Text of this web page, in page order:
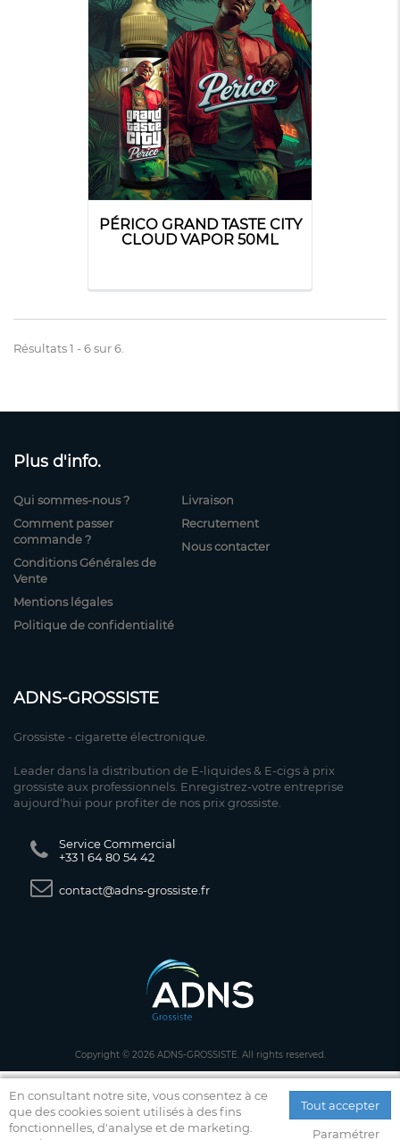
PÉRICO GRAND TASTE CITY
CLOUD VAPOR 50ML
Résultats 1 - 6 sur 6.
Plus d'info.
Qui sommes-nous ?
Comment passer
commande ?
Conditions Générales de
Vente
Mentions légales
Politique de confidentialité
Livraison
Recrutement
Nous contacter
ADNS-GROSSISTE
Grossiste - cigarette électronique.
Leader dans la distribution de E-liquides & E-cigs à prix
grossiste aux professionnels. Enregistrez-votre entreprise
aujourd'hui pour profiter de nos prix grossiste.
Service Commercial
+33 1 64 80 54 42
contact@adns-grossiste.fr
En consultant notre site, vous consentez à ce
que des cookies soient utilisés à des fins
fonctionnelles, d'analyse et de marketing.
Tout accepter
Paramétrer
Copyright © 2026 ADNS-GROSSISTE. All rights reserved.